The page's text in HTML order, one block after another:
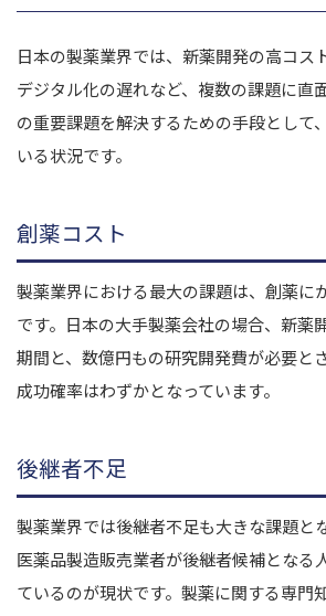
日本の製薬業界では、新薬開発の高コス
デジタル化の遅れなど、複数の課題に直
の重要課題を解決するための手段として
いる状況です。
創薬コスト
製薬業界における最大の課題は、創薬に
です。日本の大手製薬会社の場合、新薬
期間と、数億円もの研究開発費が必要と
成功確率はわずかとなっています。
後継者不足
製薬業界では後継者不足も大きな課題と
医薬品製造販売業者が後継者候補となる
ているのが現状です。製薬に関する専門